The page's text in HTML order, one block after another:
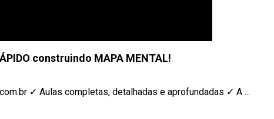
construindo MAPA MENTAL!
✓ Aulas completas, detalhadas e aprofundadas ✓ A ...